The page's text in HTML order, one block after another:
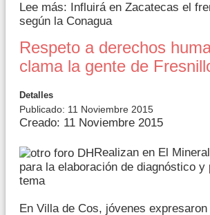
Lee más: Influirá en Zacatecas el
según la Conagua
Respeto a derechos
clama la gente de
Detalles
Publicado: 11 Noviembre 2015
Creado: 11 Noviembre 2015
Realizan en El
para la elaboración de diagnóstico y
tema
En Villa de Cos, jóvenes